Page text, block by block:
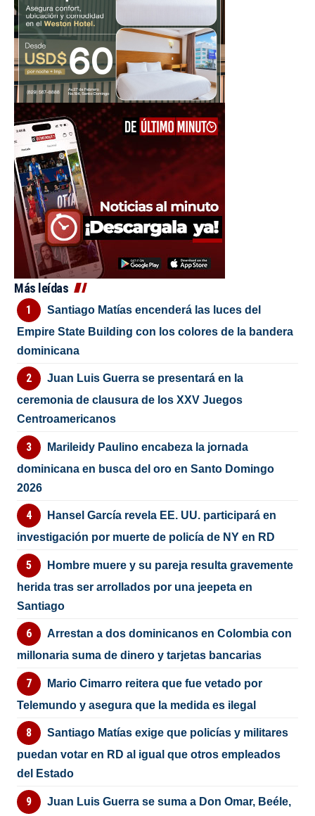
Más leídas
Santiago Matías encenderá las luces del
Empire State Building con los colores de la bandera
dominicana
Juan Luis Guerra se presentará en la
ceremonia de clausura de los XXV Juegos
Centroamericanos
Marileidy Paulino encabeza la jornada
dominicana en busca del oro en Santo Domingo
2026
Hansel García revela EE. UU. participará en
investigación por muerte de policía de NY en RD
Hombre muere y su pareja resulta gravemente
herida tras ser arrollados por una jeepeta en
Santiago
Arrestan a dos dominicanos en Colombia con
millonaria suma de dinero y tarjetas bancarias
Mario Cimarro reitera que fue vetado por
Telemundo y asegura que la medida es ilegal
Santiago Matías exige que policías y militares
puedan votar en RD al igual que otros empleados
del Estado
Juan Luis Guerra se suma a Don Omar, Beéle,